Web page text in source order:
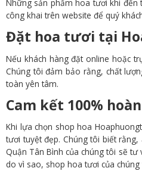
Những sản phẩm hoa tươi khi đến
công khai trên website để quý
Đặt hoa tươi tại
Nếu khách hàng đặt online hoặc
Chúng tôi đảm bảo rằng, chất
toàn yên tâm.
Cam kết 100%
Khi lựa chọn shop hoa
tươi tuyệt đẹp. Chúng tôi biết
Quận Tân Bình của chúng tôi sẽ tư
do vì sao, shop hoa tươi của